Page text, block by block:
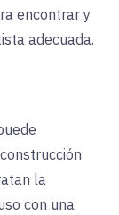
encontrar y
adecuada.
la
con una